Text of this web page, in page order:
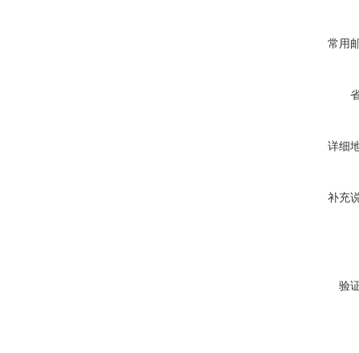
常用
详细
补充
验